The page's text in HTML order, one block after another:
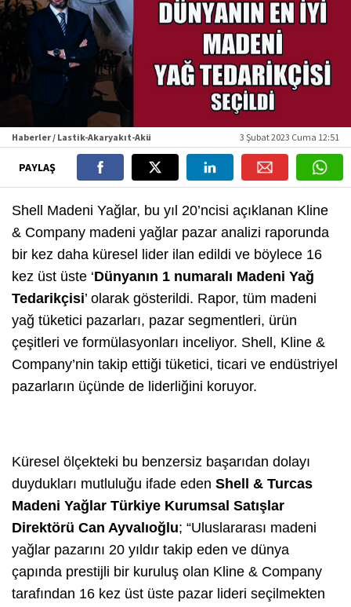
Haberler / Lastik-Akaryakıt-Akü 3 Şubat 2023 Cuma 12:51
PAYLAŞ
Shell Madeni Yağlar, bu yıl 20’ncisi açıklanan Kline
& Company madeni yağlar pazar analizi raporunda
bir kez daha küresel lider ilan edildi ve böylece 16
kez üst üste ‘Dünyanın 1 numaralı Madeni Yağ
Tedarikçisi’ olarak gösterildi. Rapor, tüm madeni
yağ tüketici pazarları, pazar segmentleri, ürün
çeşitleri ve formülasyonları inceliyor. Shell, Kline &
Company’nin takip ettiği tüketici, ticari ve endüstriyel
pazarların üçünde de liderliğini koruyor.
Küresel ölçekteki bu benzersiz başarıdan dolayı
duydukları mutluluğu ifade eden Shell & Turcas
Madeni Yağlar Türkiye Kurumsal Satışlar
Direktörü Can Ayvalıoğlu; “Uluslararası madeni
yağlar pazarını 20 yıldır takip eden ve dünya
çapında prestijli bir kuruluş olan Kline & Company
tarafından 16 kez üst üste pazar lideri seçilmekten